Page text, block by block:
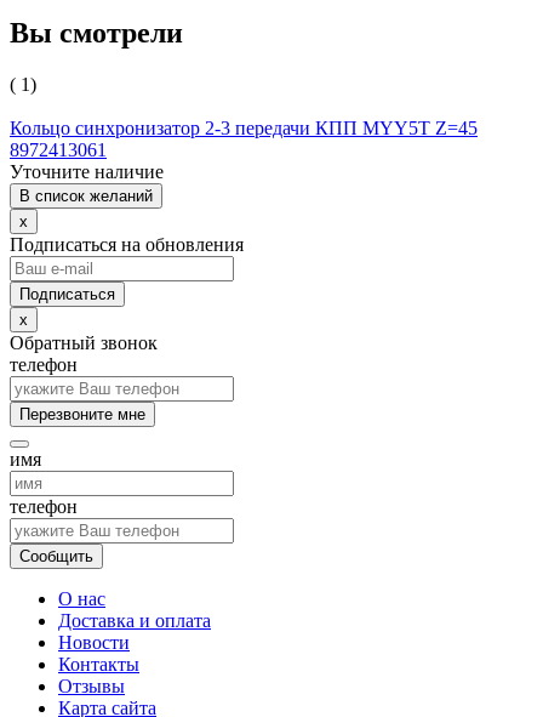
Вы смотрели
( 1)
Кольцо синхронизатор 2-3 передачи КПП MYY5T Z=45
8972413061
Уточните наличие
В список желаний
x
Подписаться на обновления
x
Обратный звонок
телефон
Перезвоните мне
имя
телефон
Сообщить
О нас
Доставка и оплата
Новости
Контакты
Отзывы
Карта сайта